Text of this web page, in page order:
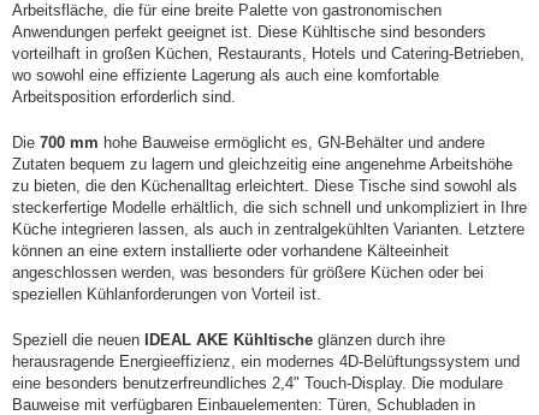
Arbeitsfläche, die für eine breite Palette von gastronomischen
Anwendungen perfekt geeignet ist. Diese Kühltische sind besonders
vorteilhaft in großen Küchen, Restaurants, Hotels und Catering-Betrieben,
wo sowohl eine effiziente Lagerung als auch eine komfortable
Arbeitsposition erforderlich sind.
Die 700 mm hohe Bauweise ermöglicht es, GN-Behälter und andere
Zutaten bequem zu lagern und gleichzeitig eine angenehme Arbeitshöhe
zu bieten, die den Küchenalltag erleichtert. Diese Tische sind sowohl als
steckerfertige Modelle erhältlich, die sich schnell und unkompliziert in Ihre
Küche integrieren lassen, als auch in zentralgekühlten Varianten. Letztere
können an eine extern installierte oder vorhandene Kälteeinheit
angeschlossen werden, was besonders für größere Küchen oder bei
speziellen Kühlanforderungen von Vorteil ist.
Speziell die neuen IDEAL AKE Kühltische glänzen durch ihre
herausragende Energieeffizienz, ein modernes 4D-Belüftungssystem und
eine besonders benutzerfreundliches 2,4" Touch-Display. Die modulare
Bauweise mit verfügbaren Einbauelementen: Türen, Schubladen in